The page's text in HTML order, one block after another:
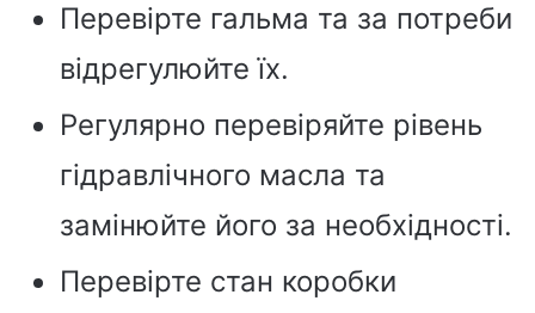
Перевірте гальма та за потреби
відрегулюйте їх.
Регулярно перевіряйте рівень
гідравлічного масла та
замінюйте його за необхідності.
Перевірте стан коробки